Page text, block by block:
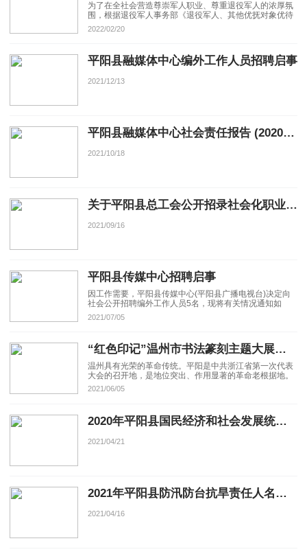
为了在全社会营造尊崇军人职业、尊重退役军人的浓厚氛
围，根据退役军人事务部《退役军人、其他优抚对象优待
证管理办法(试行)》，为做好全县退役军人和其他优抚对
象建档立卡，顺利开展优待证申领发放工作，现将有关事
2022/02/20
平阳县融媒体中心编外工作人员招聘启事
2021/12/13
平阳县融媒体中心社会责任报告 (2020年度)
2021/10/18
关于平阳县总工会公开招录社会化职业化工会工作者的公告
2021/09/16
平阳县传媒中心招聘启事
因工作需要，平阳县传媒中心(平阳县广播电视台)决定向
社会公开招聘编外工作人员5名，现将有关情况通知如
下：
2021/07/05
“红色印记”温州市书法篆刻主题大展征稿启事
温州具有光荣的革命传统。平阳是中共浙江省第一次代表
大会的召开地，是地位突出、作用显著的革命老根据地。
2021/06/05
2020年平阳县国民经济和社会发展统计公报
2021/04/21
2021年平阳县防汛防台抗旱责任人名单来了！
2021/04/16